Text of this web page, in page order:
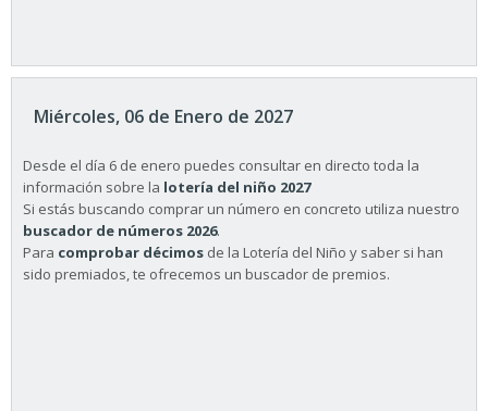
Miércoles, 06 de Enero de 2027
Desde el día 6 de enero puedes consultar en directo toda la
información sobre la lotería del niño 2027
Si estás buscando comprar un número en concreto utiliza nuestro
buscador de números 2026.
Para comprobar décimos de la Lotería del Niño y saber si han
sido premiados, te ofrecemos un buscador de premios.